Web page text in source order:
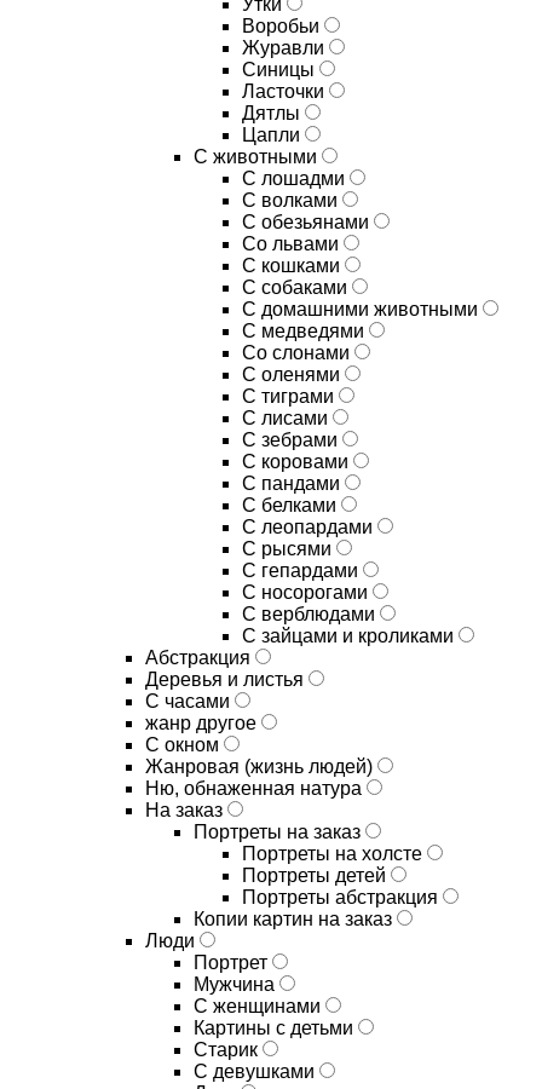
Утки
Воробьи
Журавли
Синицы
Ласточки
Дятлы
Цапли
С животными
С лошадми
С волками
С обезьянами
Со львами
С кошками
С собаками
С домашними животными
С медведями
Со слонами
С оленями
С тиграми
С лисами
С зебрами
С коровами
С пандами
С белками
С леопардами
С рысями
С гепардами
С носорогами
С верблюдами
С зайцами и кроликами
Абстракция
Деревья и листья
С часами
жанр другое
С окном
Жанровая (жизнь людей)
Ню, обнаженная натура
На заказ
Портреты на заказ
Портреты на холсте
Портреты детей
Портреты абстракция
Копии картин на заказ
Люди
Портрет
Мужчина
С женщинами
Картины с детьми
Старик
С девушками